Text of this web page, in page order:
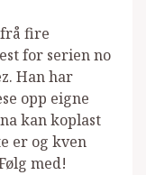
fire
for serien no
Han har
opp eigne
kan koplast
er og kven
med!